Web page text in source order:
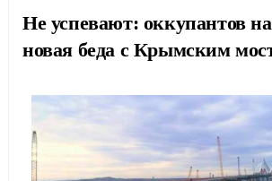
Не успевают: оккупантов
новая беда с Крымским